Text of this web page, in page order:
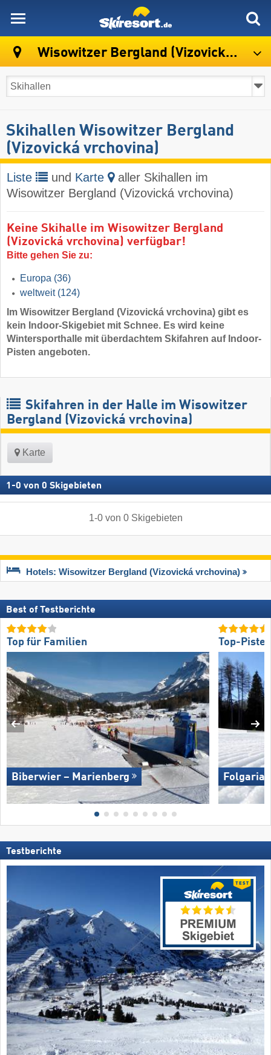
Wisowitzer Bergland (Vizovická vrchovina)
Skihallen Wisowitzer Bergland
(Vizovická vrchovina)
Liste und Karte
aller Skihallen im
Wisowitzer Bergland (Vizovická vrchovina)
Keine Skihalle im Wisowitzer Bergland
(Vizovická vrchovina) verfügbar!
Bitte gehen Sie zu:
Europa (36)
weltweit(124)
Im Wisowitzer Bergland (Vizovická vrchovina) gibt es
kein Indoor-Skigebiet mit Schnee. Es wird keine
Wintersporthalle mit überdachtem Skifahren auf Indoor-
Pisten angeboten.
Skifahren in der Halle im Wisowitzer
Bergland (Vizovická vrchovina)
Karte
1 -0 von 0 Skigebieten
1-0von 0 Skigebieten
Hotels: Wisowitzer Bergland (Vizovická vrchovina)
Best of Testberichte
Top für Familien
Biberwier – Marienberg
Top-
Testberichte